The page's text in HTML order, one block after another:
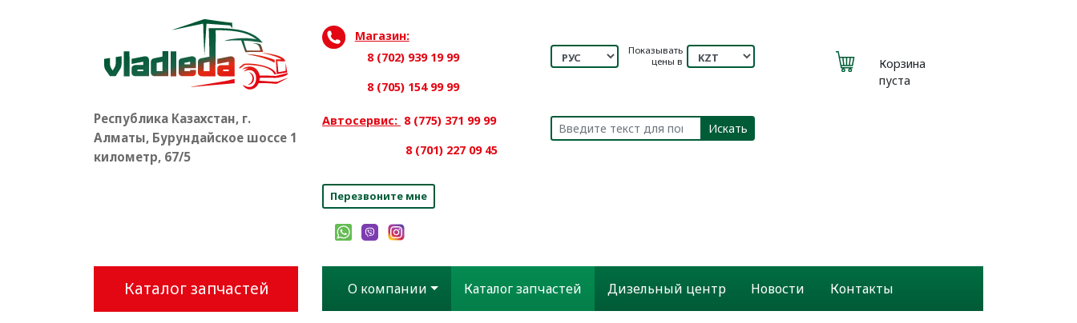
Республика Казахстан, г.
Алматы, Бурундайское шоссе 1
километр, 67/5
Магазин:
8 (702) 939 19 99
8 (705) 154 99 99
Автосервис: 8 (775) 371 99 99
8 (701) 227 09 45
Перезвоните мне
Показывать
цены в
Искать
Корзина
пуста
Каталог запчастей О компании Каталог запчастей Дизельный центр Новости Контакты